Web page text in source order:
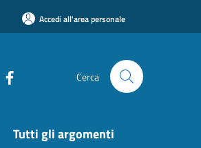
Accedi all'area personale
Cerca
Tutti gli argomenti